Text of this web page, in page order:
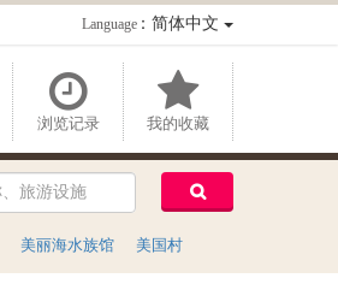
Language：简体中文
浏览记录 我的收藏
美丽海水族馆 美国村